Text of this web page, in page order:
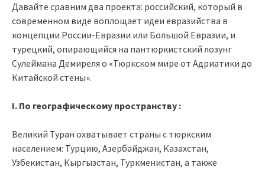
Давайте сравним два проекта: российский, который в
современном виде воплощает идеи евразийства в
концепции России-Евразии или Большой Евразии, и
турецкий, опирающийся на пантюркистский лозунг
Сулеймана Демиреля о «Тюркском мире от Адриатики до
Китайской стены».
I. По географическому пространству :
Великий Туран охватывает страны с тюркским
населением: Турцию, Азербайджан, Казахстан,
Узбекистан, Кыргызстан, Туркменистан, а также